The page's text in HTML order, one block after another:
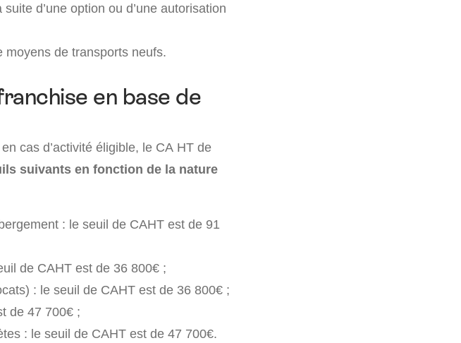
d’une option ou d’une autorisation
de transports neufs.
en base de
cas d’activité éligible, le CA HT de
suivants en fonction de la nature
: le seuil de CAHT est de 91
de CAHT est de 36 800€ ;
: le seuil de CAHT est de 36 800€ ;
de 47 700€ ;
: le seuil de CAHT est de 47 700€.